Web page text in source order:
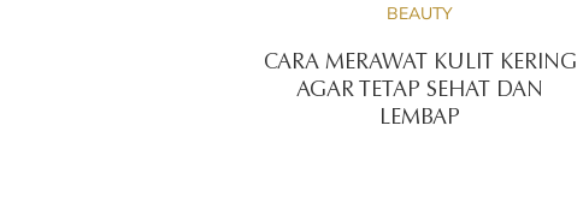
BEAUTY
CARA MERAWAT KULIT KERING
AGAR TETAP SEHAT DAN
LEMBAP